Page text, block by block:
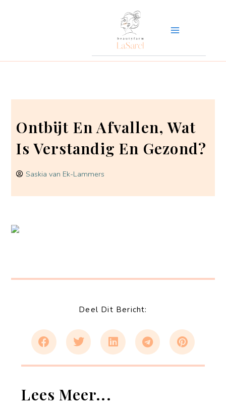
Ontbijt En Afvallen, Wat
Is Verstandig En Gezond?
Saskia van Ek-Lammers
Deel Dit Bericht:
Lees Meer...